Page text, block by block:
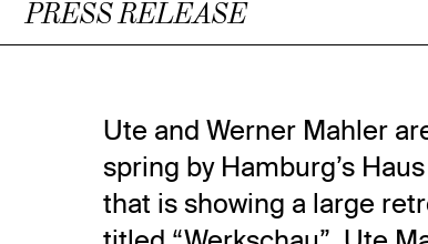
PRESS RELEASE
Ute and Werner Mahler
spring by Hamburg’s
that is showing a large